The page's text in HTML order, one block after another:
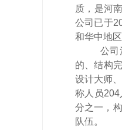
质 ，是河
公司已于
和华中地
公司
的、结构
设计大师
称人员204
分之一，
队伍。